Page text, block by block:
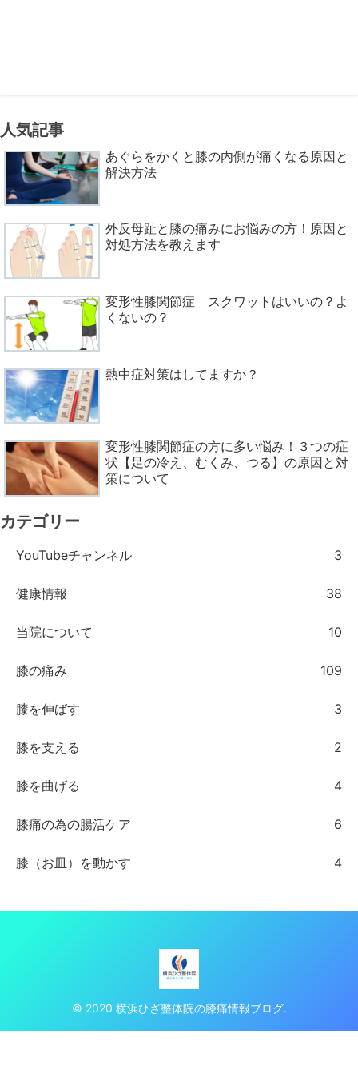
人気記事
あぐらをかくと膝の内側が痛くなる原因と
解決方法
外反母趾と膝の痛みにお悩みの方！原因と
対処方法を教えます
変形性膝関節症 スクワットはいいの？よ
くないの？
熱中症対策はしてますか？
変形性膝関節症の方に多い悩み！３つの症
状【足の冷え、むくみ、つる】の原因と対
策について
カテゴリー
YouTubeチャンネル 3
健康情報 38
当院について 10
膝の痛み 109
膝を伸ばす 3
膝を支える 2
膝を曲げる 4
膝痛の為の腸活ケア 6
膝（お皿）を動かす 4
© 2020 横浜ひざ整体院の膝痛情報ブログ.